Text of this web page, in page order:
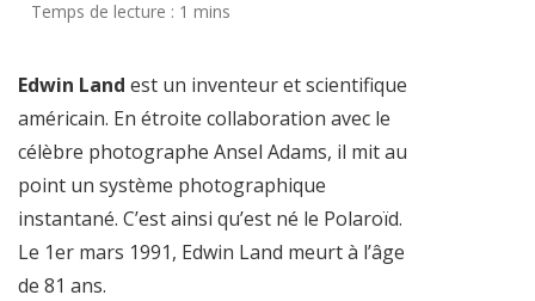
Edwin Land est un inventeur et scientifique
américain. En étroite collaboration avec le
célèbre photographe Ansel Adams, il mit au
point un système photographique
instantané. C’est ainsi qu’est né le Polaroïd.
Le 1er mars 1991, Edwin Land meurt à l’âge
de 81 ans.